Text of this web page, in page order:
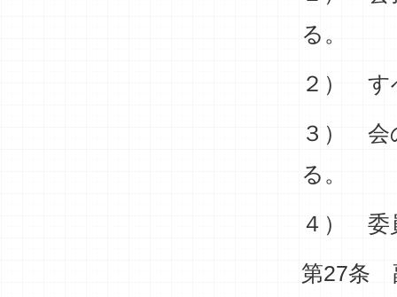
る。
２） す
３） 会
る。
４） 委
第27条